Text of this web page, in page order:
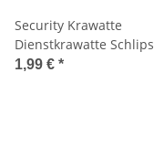
Security Krawatte
Dienstkrawatte Schlips
schwarz
1,99 € *